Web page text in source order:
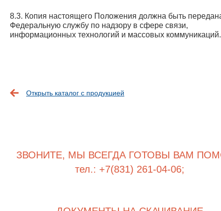
8.3. Копия настоящего Положения должна быть
Федеральную службу по надзору в сфере связи,
информационных технологий и массовых коммуникаций.
Открыть каталог с продукцией
ЗВОНИТЕ, МЫ ВСЕГДА ГОТОВЫ ВАМ
тел.: +7(831) 261-04-06;